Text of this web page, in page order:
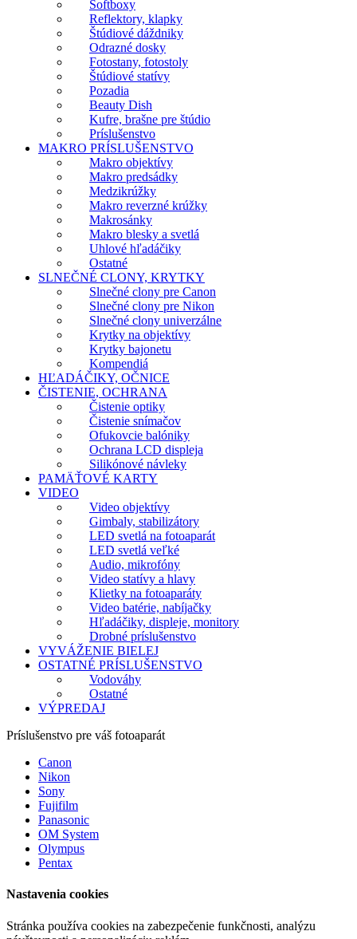
Softboxy
Reflektory, klapky
Štúdiové dáždniky
Odrazné dosky
Fotostany, fotostoly
Štúdiové statívy
Pozadia
Beauty Dish
Kufre, brašne pre štúdio
Príslušenstvo
MAKRO PRÍSLUŠENSTVO
Makro objektívy
Makro predsádky
Medzikrúžky
Makro reverzné krúžky
Makrosánky
Makro blesky a svetlá
Uhlové hľadáčiky
Ostatné
SLNEČNÉ CLONY, KRYTKY
Slnečné clony pre Canon
Slnečné clony pre Nikon
Slnečné clony univerzálne
Krytky na objektívy
Krytky bajonetu
Kompendiá
HĽADÁČIKY, OČNICE
ČISTENIE, OCHRANA
Čistenie optiky
Čistenie snímačov
Ofukovcie balóniky
Ochrana LCD displeja
Silikónové návleky
PAMÄŤOVÉ KARTY
VIDEO
Video objektívy
Gimbaly, stabilizátory
LED svetlá na fotoaparát
LED svetlá veľké
Audio, mikrofóny
Video statívy a hlavy
Klietky na fotoaparáty
Video batérie, nabíjačky
Hľadáčiky, displeje, monitory
Drobné príslušenstvo
VYVÁŽENIE BIELEJ
OSTATNÉ PRÍSLUŠENSTVO
Vodováhy
Ostatné
VÝPREDAJ
Príslušenstvo pre váš fotoaparát
Canon
Nikon
Sony
Fujifilm
Panasonic
OM System
Olympus
Pentax
Nastavenia cookies
Stránka používa cookies na zabezpečenie funkčnosti, analýzu